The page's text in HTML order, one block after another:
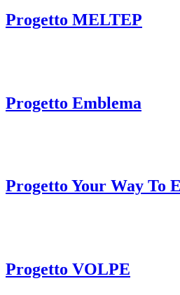
Progetto MELTEP
Progetto Emblema
Progetto Your Way To
Progetto VOLPE